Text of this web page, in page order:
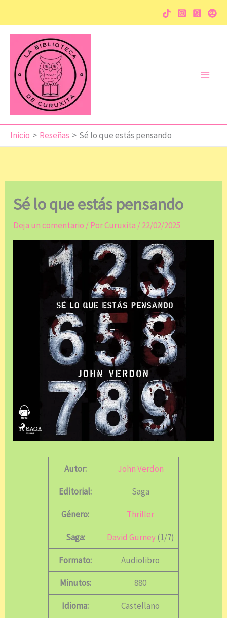
contenido
Inicio Reseñas Sé lo que estás pensando
Sé lo que estás pensando
Deja un comentario / PorCuruxita /22/02/2025
Autor: John Verdon
Editorial: Saga
Género: Thriller
Saga: David Gurney(1/7)
Formato: Audiolibro
Minutos: 880
Idioma: Castellano